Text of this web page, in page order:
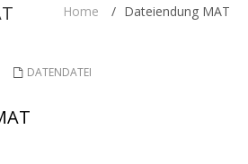
Home / Dateiendung MAT
DATENDATEI